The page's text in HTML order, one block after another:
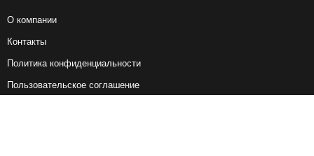
О компании
Контакты
Политика конфиденциальности
Пользовательское соглашение